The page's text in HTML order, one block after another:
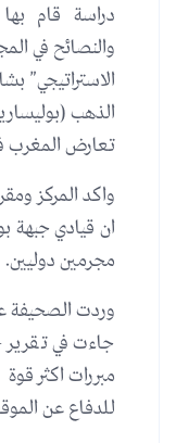
دراسة قام بها
والنصائح في
الاستراتيجي”
الذهب
تعارض المغرب
واكد المركز
ان قيادي جبهة
مجرمين دوليين.
وردت الصحيفة
جاءت في تقرير
مبررات اكثر قوة
للدفاع عن